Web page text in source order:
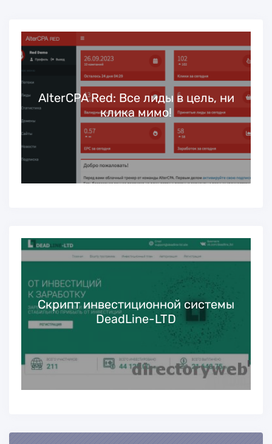
AlterCPA Red: Все лиды в цель, ни
клика мимо!
Скрипт инвестиционной системы
DeadLine-LTD